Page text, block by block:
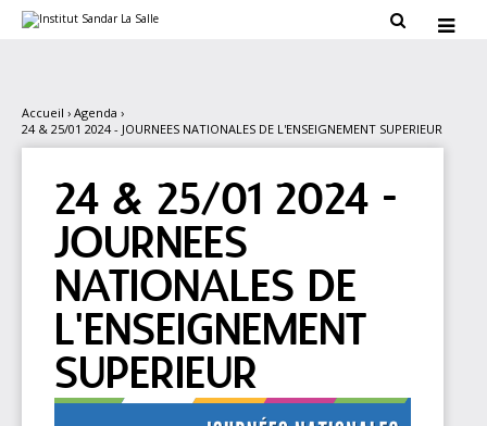
navigation
personnels
 
Accueil › Agenda ›
24 & 25/01 2024 - JOURNEES NATIONALES DE L'ENSEIGNEMENT SUPERIEUR
24 & 25/01 2024 -
JOURNEES
NATIONALES DE
L'ENSEIGNEMENT
SUPERIEUR